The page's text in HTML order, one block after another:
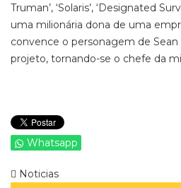
Truman’, ‘Solaris’, ‘Designated
uma milionária dona de uma
convence o personagem de
projeto, tornando-se o chefe da
Whatsapp
Noticias